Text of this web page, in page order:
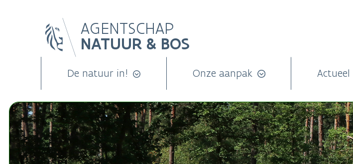
AGENTSCHAP
NATUUR & BOS
De natuur in! Onze aanpak Actueel